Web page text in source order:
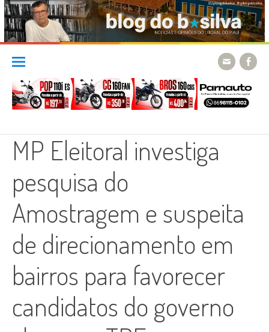
Skip
content
MP Eleitoral investiga
pesquisa do
Amostragem e suspeita
de direcionamento em
bairros para favorecer
candidatos do governo